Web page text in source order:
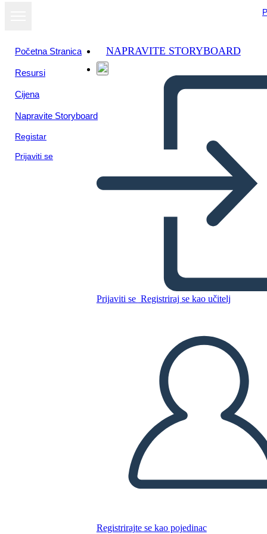
Početna Stranica
Resursi
Cijena
Napravite Storyboard
Registar
Prijaviti se
NAPRAVITE STORYBOARD
Prijaviti se Registriraj se kao učitelj
Registrirajte se kao pojedinac
13 colônias
IZRADITE PLOČU SCENARIJA
REPRODUCIRAJ DIJAPROJEKCIJU
ČITAJ MI
Prikaži kao
dijaprojekciju